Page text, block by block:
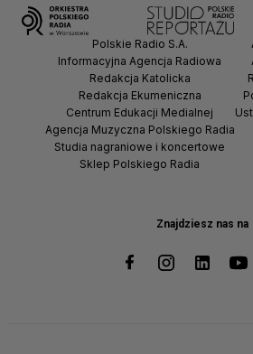
Znajdziesz nas na
Polskie Radio S.A.
Informacyjna Agencja Radiowa
Redakcja Katolicka
Redakcja Ekumeniczna
Centrum Edukacji Medialnej
Agencja Muzyczna Polskiego Radia
Studia nagraniowe i koncertowe
Sklep Polskiego Radia